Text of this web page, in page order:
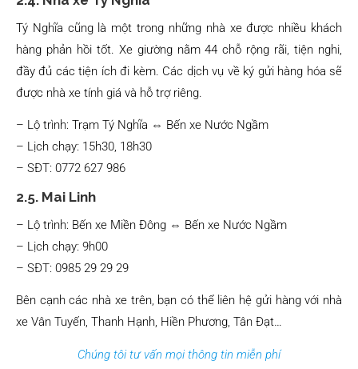
Tý Nghĩa cũng là một trong những nhà xe được nhiều khách
hàng phản hồi tốt. Xe giường nằm 44 chỗ rộng rãi, tiện nghi,
đầy đủ các tiện ích đi kèm. Các dịch vụ về ký gửi hàng hóa sẽ
được nhà xe tính giá và hỗ trợ riêng.
– Lộ trình: Trạm Tý Nghĩa ⇔ Bến xe Nước Ngầm
– Lịch chạy: 15h30, 18h30
– SĐT: 0772 627 986
2.5. Mai Linh
– Lộ trình: Bến xe Miền Đông ⇔ Bến xe Nước Ngầm
– Lịch chạy: 9h00
– SĐT: 0985 29 29 29
Bên cạnh các nhà xe trên, bạn có thể liên hệ gửi hàng với nhà
xe Vân Tuyến, Thanh Hạnh, Hiền Phương, Tân Đạt…
Chúng tôi tư vấn mọi thông tin miễn phí